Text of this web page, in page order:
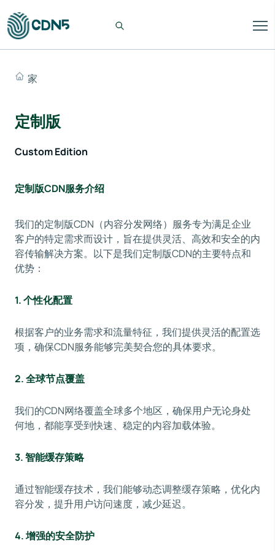
家
定制版
Custom Edition
定制版CDN服务介绍
我们的定制版CDN（内容分发网络）服务专为满足企业
客户的特定需求而设计，旨在提供灵活、高效和安全的内
容传输解决方案。以下是我们定制版CDN的主要特点和
优势：
1.个性化配置
根据客户的业务需求和流量特征，我们提供灵活的配置选
项，确保CDN服务能够完美契合您的具体要求。
2.全球节点覆盖
我们的CDN网络覆盖全球多个地区，确保用户无论身处
何地，都能享受到快速、稳定的内容加载体验。
3.智能缓存策略
通过智能缓存技术，我们能够动态调整缓存策略，优化内
容分发，提升用户访问速度，减少延迟。
4.增强的安全防护